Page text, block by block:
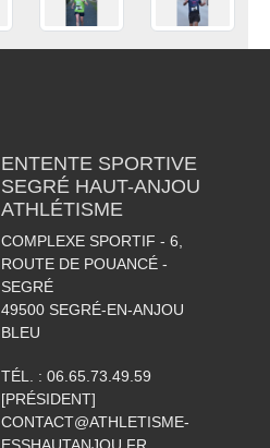
ENTENTE SPORTIVE
SEGRÉ HAUT-ANJOU
ATHLÉTISME
COMPLEXE SPORTIF - 6,
ROUTE DE POUANCÉ -
SEGRÉ
49500 SEGRÉ-EN-ANJOU
BLEU
TÉL. : 06.65.73.49.59
[PRÉSIDENT]
CONTACT@ATHLETISME-